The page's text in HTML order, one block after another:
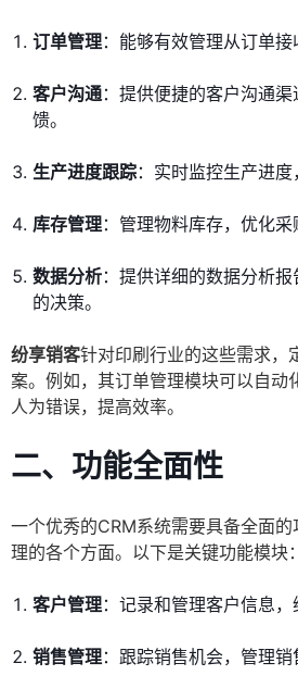
订单管理：能够有效管理从订单接
客户沟通：提供便捷的客户沟通
馈。
生产进度跟踪：实时监控生产进度
库存管理：管理物料库存，优化采
数据分析：提供详细的数据分析
的决策。
纷享销客针对印刷行业的这些需求，
案。例如，其订单管理模块可以自动
人为错误，提高效率。
二、功能全面性
一个优秀的CRM系统需要具备全面
理的各个方面。以下是关键功能模块：
客户管理：记录和管理客户信息，
销售管理：跟踪销售机会，管理销